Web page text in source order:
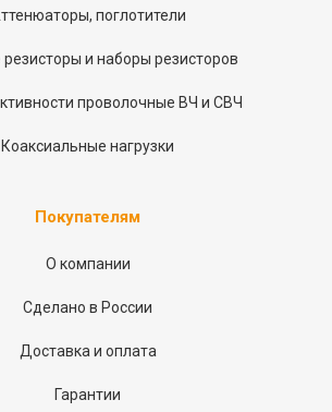
поглотители
и наборы резисторов
проволочные ВЧ и СВЧ
Коаксиальные нагрузки
Покупателям
О компании
Сделано в России
Доставка и оплата
Гарантии